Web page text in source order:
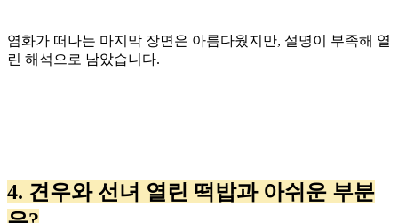
염화가 떠나는 마지막 장면은 아름다웠지만, 설명이 부족해 열
린 해석으로 남았습니다.
4. 견우와 선녀 열린 떡밥과 아쉬운 부분